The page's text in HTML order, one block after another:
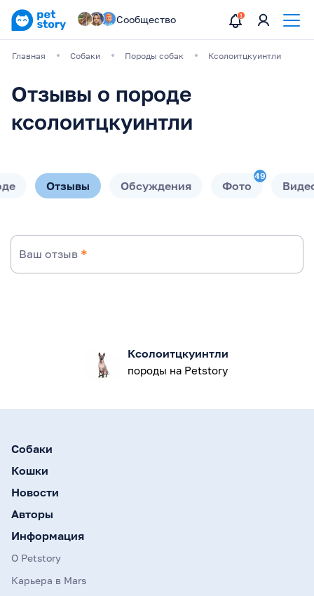
Сообщество
Главная Собаки Породы собак Ксолоитцкуинтли
Отзывы о породе
ксолоитцкуинтли
Отзывы Обсуждения Фото
49
Ваш отзыв *
Ксолоитцкуинтли
породы на Petstory
Собаки
Кошки
Новости
Авторы
Информация
О Petstory
Карьера в Mars